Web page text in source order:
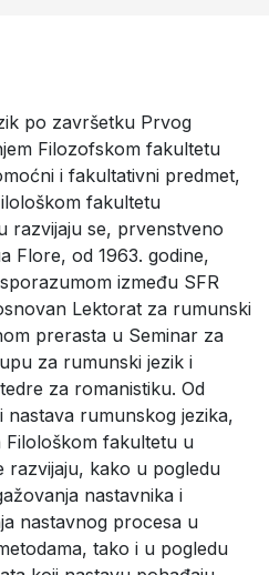
po završetku Prvog
Filozofskom fakultetu
i fakultativni predmet,
fakultetu
razvijaju se, prvenstveno
Flore, od 1963. godine,
između SFR
Lektorat za rumunski
prerasta u Seminar za
za rumunski jezik i
za romanistiku. Od
nastava rumunskog jezika,
fakultetu u
razvijaju, kako u pogledu
nastavnika i
nastavnog procesa u
tako i u pogledu